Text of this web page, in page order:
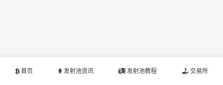
首页 发射池资讯 发射池教程 交易所